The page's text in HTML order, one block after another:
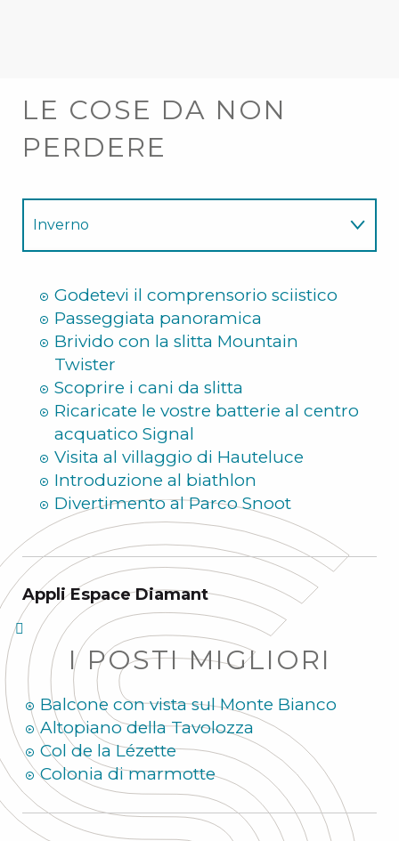
LE COSE DA NON
PERDERE
Inverno
Godetevi il comprensorio sciistico
Passeggiata panoramica
Brivido con la slitta Mountain
Twister
Scoprire i cani da slitta
Ricaricate le vostre batterie al centro
acquatico Signal
Visita al villaggio di Hauteluce
Introduzione al biathlon
Divertimento al Parco Snoot
Appli Espace Diamant
I POSTI MIGLIORI
Balcone con vista sul Monte Bianco
Altopiano della Tavolozza
Col de la Lézette
Colonia di marmotte